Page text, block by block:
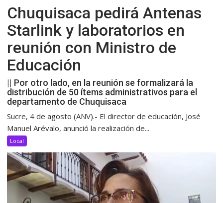
Chuquisaca pedirá Antenas
Starlink y laboratorios en
reunión con Ministro de
Educación
|| Por otro lado, en la reunión se formalizará la
distribución de 50 ítems administrativos para el
departamento de Chuquisaca
Sucre, 4 de agosto (ANV).- El director de educación, José
Manuel Arévalo, anunció la realización de...
Local